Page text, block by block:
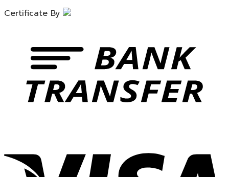
Certificate By